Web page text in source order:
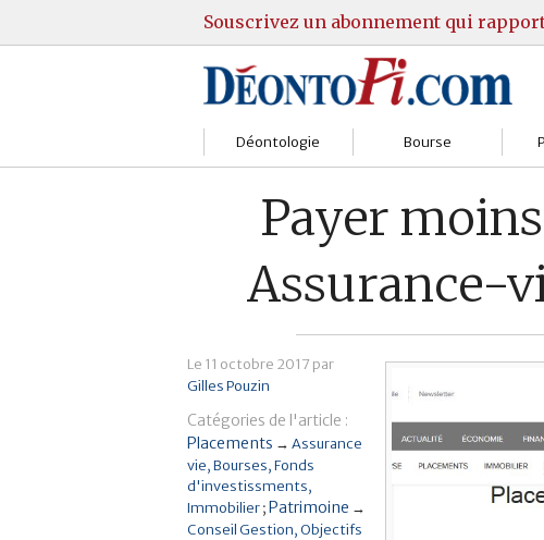
Souscrivez un abonnement qui
Déontologie
Gestion
Institutions
Marchés
Relations clients
Réglementation
Justice
Bourse
Guide Actions
Guide Sicav
Stratégie
Marchés
Pratique et OST
Payer
Assurance-
Le 11 octobre 2017 par
Gilles Pouzin
Catégories de l'article :
Placements → Assurance
vie Bourses Fonds
d'investissments
Immobilier
Patrimoine →
Conseil Gestion Objectifs